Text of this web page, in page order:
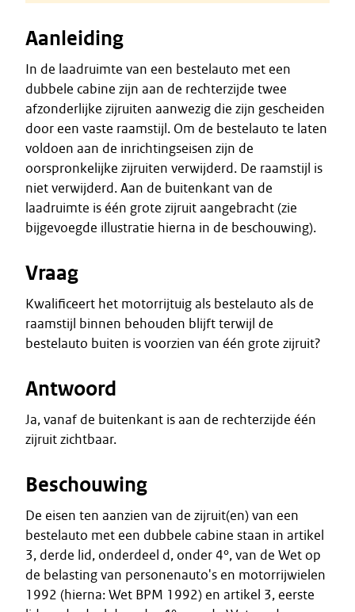
Aanleiding
In de laadruimte van een bestelauto met een
dubbele cabine zijn aan de rechterzijde twee
afzonderlijke zijruiten aanwezig die zijn gescheiden
door een vaste raamstijl. Om de bestelauto te laten
voldoen aan de inrichtingseisen zijn de
oorspronkelijke zijruiten verwijderd. De raamstijl is
niet verwijderd. Aan de buitenkant van de
laadruimte is één grote zijruit aangebracht (zie
bijgevoegde illustratie hierna in de beschouwing).
Vraag
Kwalificeert het motorrijtuig als bestelauto als de
raamstijl binnen behouden blijft terwijl de
bestelauto buiten is voorzien van één grote zijruit?
Antwoord
Ja, vanaf de buitenkant is aan de rechterzijde één
zijruit zichtbaar.
Beschouwing
De eisen ten aanzien van de zijruit(en) van een
bestelauto met een dubbele cabine staan in artikel
3, derde lid, onderdeel d, onder 4°, van de Wet op
de belasting van personenauto's en motorrijwielen
1992 (hierna: Wet BPM 1992) en artikel 3, eerste